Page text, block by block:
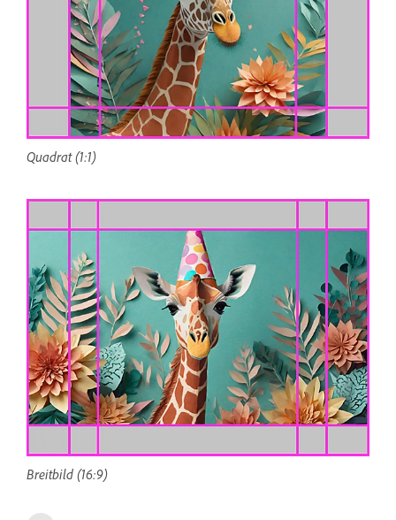
Quadrat (1:1)
Breitbild (16:9)